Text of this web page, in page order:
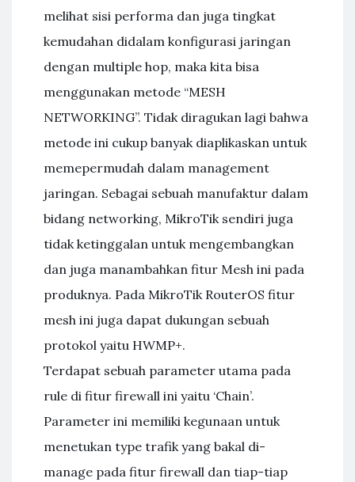
melihat sisi performa dan juga tingkat
kemudahan didalam konfigurasi jaringan
dengan multiple hop, maka kita bisa
menggunakan metode “MESH
NETWORKING”. Tidak diragukan lagi bahwa
metode ini cukup banyak diaplikaskan untuk
memepermudah dalam management
jaringan. Sebagai sebuah manufaktur dalam
bidang networking, MikroTik sendiri juga
tidak ketinggalan untuk mengembangkan
dan juga manambahkan fitur Mesh ini pada
produknya. Pada MikroTik RouterOS fitur
mesh ini juga dapat dukungan sebuah
protokol yaitu HWMP+.
Terdapat sebuah parameter utama pada
rule di fitur firewall ini yaitu ‘Chain’.
Parameter ini memiliki kegunaan untuk
menetukan type trafik yang bakal di-
manage pada fitur firewall dan tiap-tiap